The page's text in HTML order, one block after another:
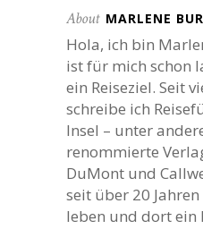
About MARLENE
Hola, ich bin
ist für mich schon
ein Reiseziel. Seit
schreibe ich
Insel – unter
renommierte
DuMont und
seit über 20
leben und dort ein